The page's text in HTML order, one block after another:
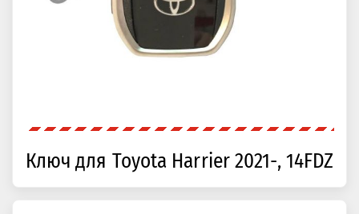
Ключ для Toyota Harrier 2021-, 14FDZ